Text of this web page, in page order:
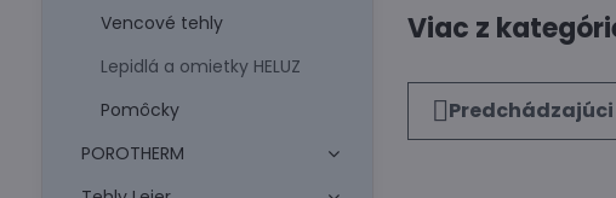
Viac z
Vencové tehly
Lepidlá a omietky HELUZ
Pomôcky
POROTHERM